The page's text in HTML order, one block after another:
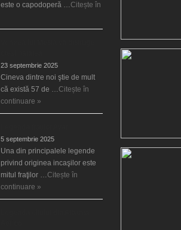
este o capodoperă …Citește în
23 septembrie 2025
Cineva dintre noi ştie de mult
că există 57 de …Citește în
continuare »
5 septembrie 2025
Una din principalele legende
privind originea incaşilor este
mitul fraţilor …Citește în
continuare »